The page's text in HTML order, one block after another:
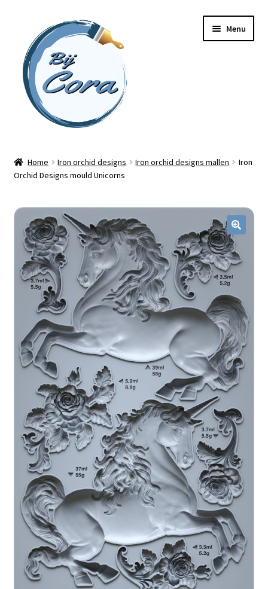
naar
navigatie
inhoud
Menu
Workshops
Online cursussen
Shop
Blog / DIY / Tutorials
Over mij
Contact
Home Iron orchid designs Iron orchid designs mallen
Iron
Orchid Designs mould Unicorns